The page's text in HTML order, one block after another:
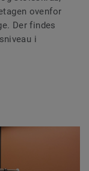
ovenfor
Der findes
i